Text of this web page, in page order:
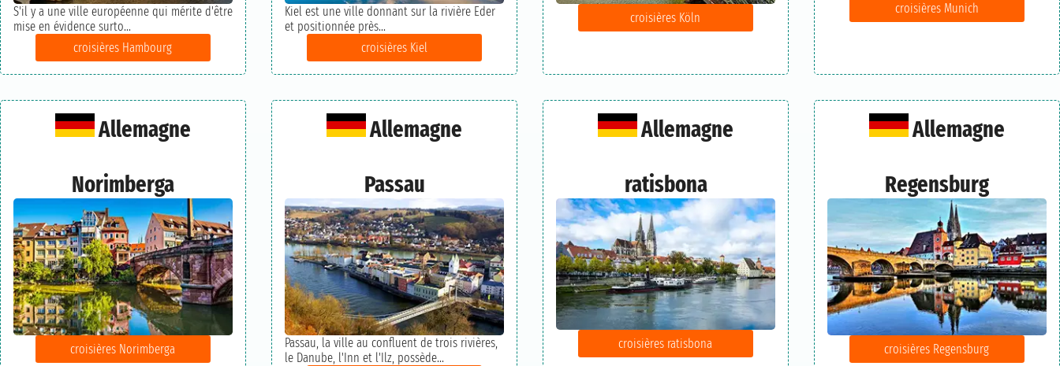
S'il y a une ville européenne qui mérite d'être
mise en évidence surto...
croisières Hambourg
Kiel est une ville donnant sur la rivière Eder
et positionnée près...
croisières Kiel
croisières Köln
croisières Munich
Allemagne
Norimberga
croisières Norimberga
Allemagne
Passau
Passau, la ville au confluent de trois rivières,
le Danube, l'Inn et l'Ilz, possède...
Allemagne
ratisbona
croisières ratisbona
Allemagne
Regensburg
croisières Regensburg